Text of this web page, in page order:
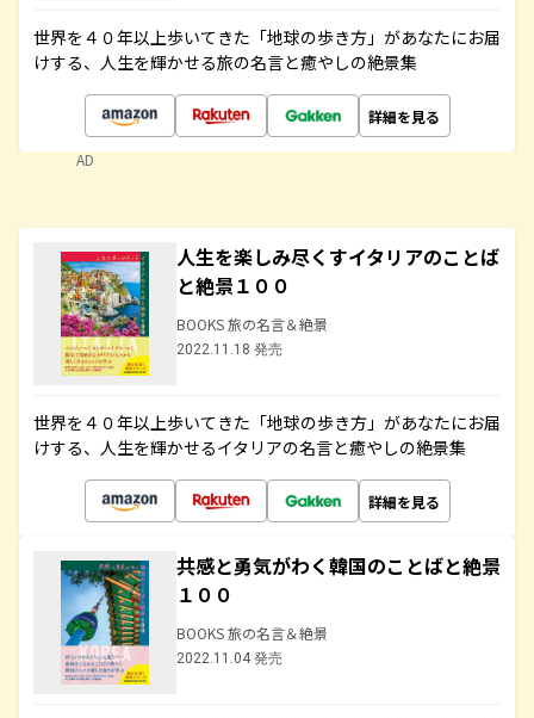
世界を４０年以上歩いてきた「地球の歩き方」があなたにお届
けする、人生を輝かせる旅の名言と癒やしの絶景集
詳細を見る
AD
人生を楽しみ尽くすイタリアのことば
と絶景１００
BOOKS 旅の名言＆絶景
2022.11.18 発売
世界を４０年以上歩いてきた「地球の歩き方」があなたにお届
けする、人生を輝かせるイタリアの名言と癒やしの絶景集
詳細を見る
共感と勇気がわく韓国のことばと絶景
１００
BOOKS 旅の名言＆絶景
2022.11.04 発売